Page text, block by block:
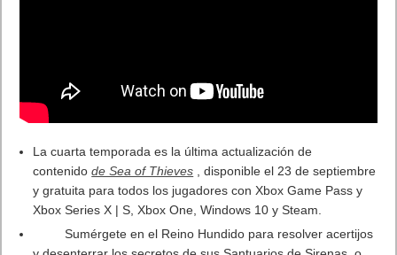
Junto con su consciente caza estelar Forsaken, Nara explora
templos antiguos, participa en combates de gravedad cero y
(conocido como el Círculo) y su líder, el Gran Profeta.
El tráiler destaca el lazo profundo y el arco de redención de
Nara y Forsaken para derrocar el culto a través de escenas
intensas; la épica aventura espacial a través de la galaxia, con
varias misiones y un líder de rebelión; y el espectáculo cinético